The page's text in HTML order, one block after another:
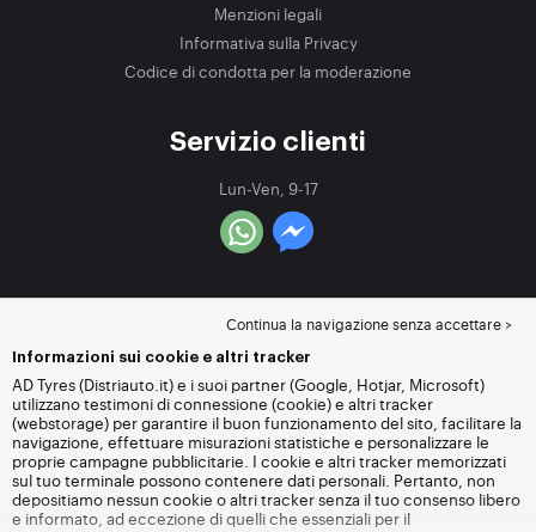
Menzioni legali
Informativa sulla Privacy
Codice di condotta per la moderazione
Servizio clienti
Lun-Ven, 9-17
Continua la navigazione senza accettare >
Informazioni sui cookie e altri tracker
AD Tyres (Distriauto.it) e i suoi partner (Google, Hotjar, Microsoft)
utilizzano testimoni di connessione (cookie) e altri tracker
(webstorage) per garantire il buon funzionamento del sito, facilitare la
navigazione, effettuare misurazioni statistiche e personalizzare le
proprie campagne pubblicitarie. I cookie e altri tracker memorizzati
sul tuo terminale possono contenere dati personali. Pertanto, non
depositiamo nessun cookie o altri tracker senza il tuo consenso libero
e informato, ad eccezione di quelli che essenziali per il